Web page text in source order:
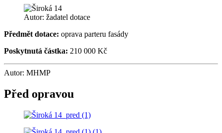
Autor: žadatel dotace
Předmět dotace: oprava parteru fasády
Poskytnutá částka: 210 000 Kč
Autor: MHMP
Před opravou